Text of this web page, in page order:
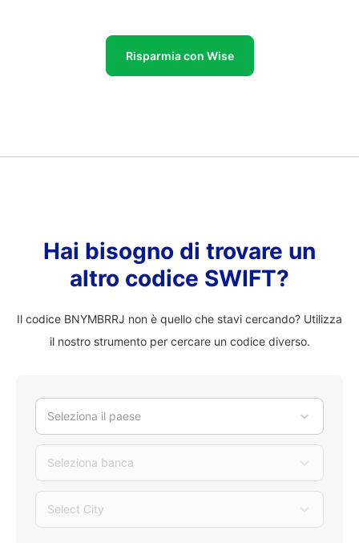
Risparmia con Wise
Hai bisogno di trovare un
altro codice SWIFT?
Il codice BNYMBRRJ non è quello che stavi cercando? Utilizza
il nostro strumento per cercare un codice diverso.
Seleziona il paese
Seleziona banca
Select City